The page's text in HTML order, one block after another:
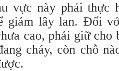
vực này phải thực
giảm lây lan. Đối
cao, phải giữ cho
cháy, còn chỗ